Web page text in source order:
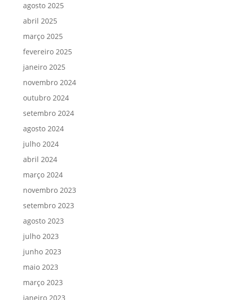
agosto 2025
abril 2025
março 2025
fevereiro 2025
janeiro 2025
novembro 2024
outubro 2024
setembro 2024
agosto 2024
julho 2024
abril 2024
março 2024
novembro 2023
setembro 2023
agosto 2023
julho 2023
junho 2023
maio 2023
março 2023
janeiro 2023